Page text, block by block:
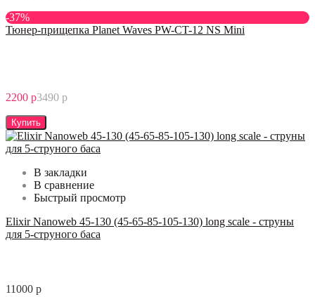
-37%
Тюнер-прищепка Planet Waves PW-CT-12 NS Mini
2200 р3490 р
Купить
В закладки
В сравнение
Быстрый просмотр
Elixir Nanoweb 45-130 (45-65-85-105-130) long scale - струны
для 5-струного баса
11000 р